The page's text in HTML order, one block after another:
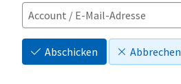
Abschicken Abbrechen